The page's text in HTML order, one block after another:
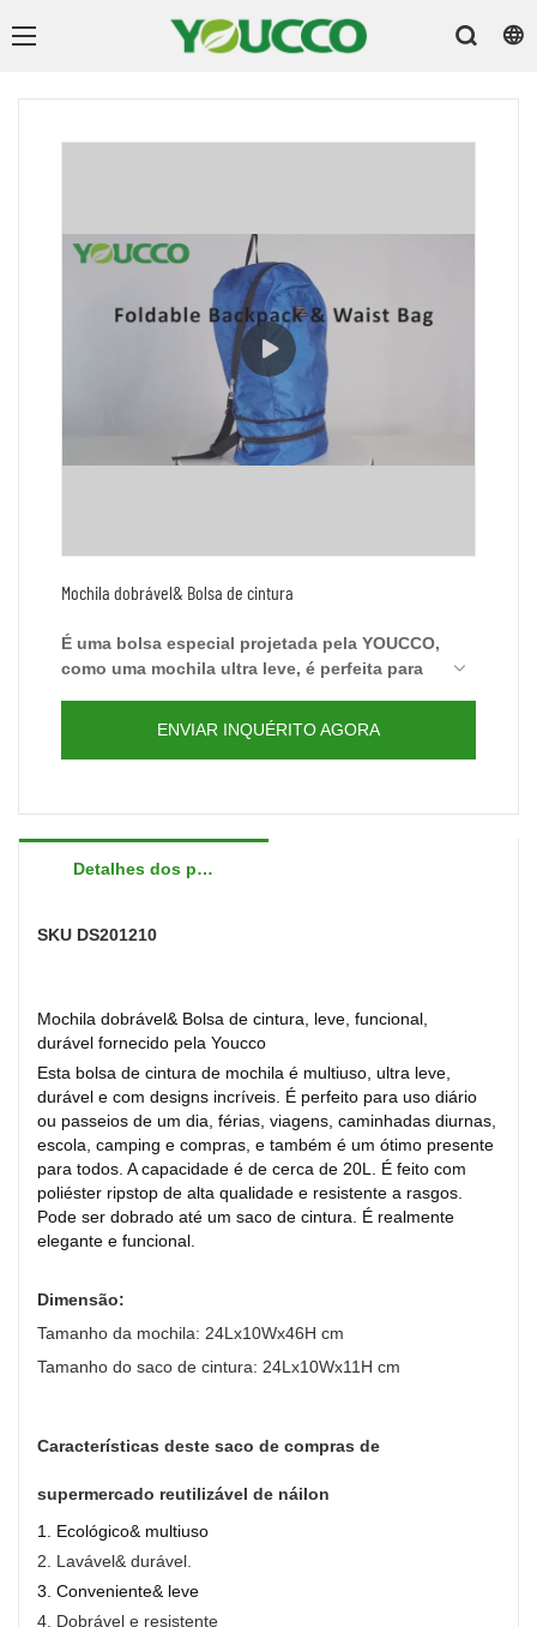
Mochila dobrável& Bolsa de cintura
É uma bolsa especial projetada pela YOUCCO,
como uma mochila ultra leve, é perfeita para
espaço tão grande, você pode facilmente
dobrar em um bolso para mudar para ser uma
ENVIAR INQUÉRITO AGORA
Detalhes dos produtos
SKU DS201210
Mochila dobrável& Bolsa de cintura, leve, funcional,
durável fornecido pela Youcco
Esta bolsa de cintura de mochila é multiuso, ultra leve,
durável e com designs incríveis. É perfeito para uso diário
ou passeios de um dia, férias, viagens, caminhadas diurnas,
escola, camping e compras, e também é um ótimo presente
para todos. A capacidade é de cerca de 20L. É feito com
poliéster ripstop de alta qualidade e resistente a rasgos.
Pode ser dobrado até um saco de cintura. É realmente
elegante e funcional.
Dimensão:
Tamanho da mochila: 24Lx10Wx46H cm
Tamanho do saco de cintura: 24Lx10Wx11H cm
Características deste saco de compras de
supermercado reutilizável de náilon
1. Ecológico& multiuso
2. Lavável& durável.
3. Conveniente& leve
4. Dobrável e resistente